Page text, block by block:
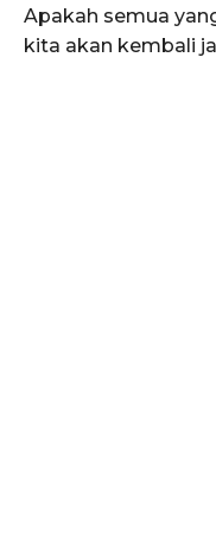
Apakah semua
kita akan kembali